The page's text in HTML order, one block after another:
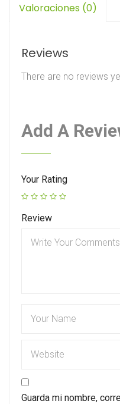
Valoraciones (0)
Reviews
There are no reviews
Add A
Your Rating
Review
Guarda mi nombre,